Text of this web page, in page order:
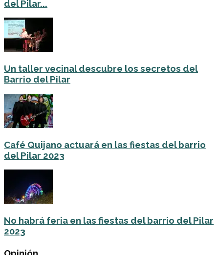
del Pilar...
Un taller vecinal descubre los secretos del
Barrio del Pilar
Café Quijano actuará en las fiestas del barrio
del Pilar 2023
No habrá feria en las fiestas del barrio del Pilar
2023